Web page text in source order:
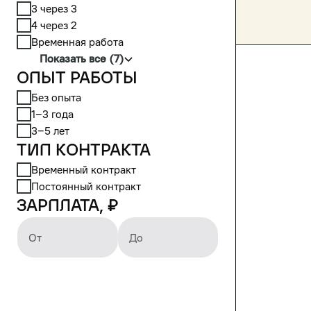
3 через 3
4 через 2
Временная работа
Показать все (7)
Опыт работы
Без опыта
1‒3 года
3‒5 лет
Тип контракта
Временный контракт
Постоянный контракт
Зарплата, ₽
От До